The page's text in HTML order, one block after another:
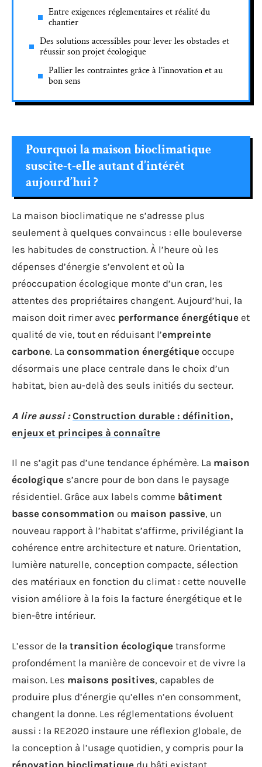
Entre exigences réglementaires et réalité du
chantier
Des solutions accessibles pour lever les obstacles et
réussir son projet écologique
Pallier les contraintes grâce à l’innovation et au
bon sens
Pourquoi la maison bioclimatique
suscite-t-elle autant d’intérêt
aujourd’hui ?
La maison bioclimatique ne s’adresse plus
seulement à quelques convaincus : elle bouleverse
les habitudes de construction. À l’heure où les
dépenses d’énergie s’envolent et où la
préoccupation écologique monte d’un cran, les
attentes des propriétaires changent. Aujourd’hui, la
maison doit rimer avec performance énergétique et
qualité de vie, tout en réduisant l’empreinte
carbone. La consommation énergétique occupe
désormais une place centrale dans le choix d’un
habitat, bien au-delà des seuls initiés du secteur.
A lire aussi : Construction durable : définition,
enjeux et principes à connaître
Il ne s’agit pas d’une tendance éphémère. La maison
écologique s’ancre pour de bon dans le paysage
résidentiel. Grâce aux labels comme bâtiment
basse consommation ou maison passive, un
nouveau rapport à l’habitat s’affirme, privilégiant la
cohérence entre architecture et nature. Orientation,
lumière naturelle, conception compacte, sélection
des matériaux en fonction du climat : cette nouvelle
vision améliore à la fois la facture énergétique et le
bien-être intérieur.
L’essor de la transition écologique transforme
profondément la manière de concevoir et de vivre la
maison. Les maisons positives, capables de
produire plus d’énergie qu’elles n’en consomment,
changent la donne. Les réglementations évoluent
aussi : la RE2020 instaure une réflexion globale, de
la conception à l’usage quotidien, y compris pour la
rénovation bioclimatique du bâti existant.